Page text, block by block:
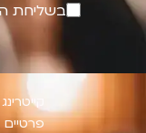
בשליחת
פרטיים